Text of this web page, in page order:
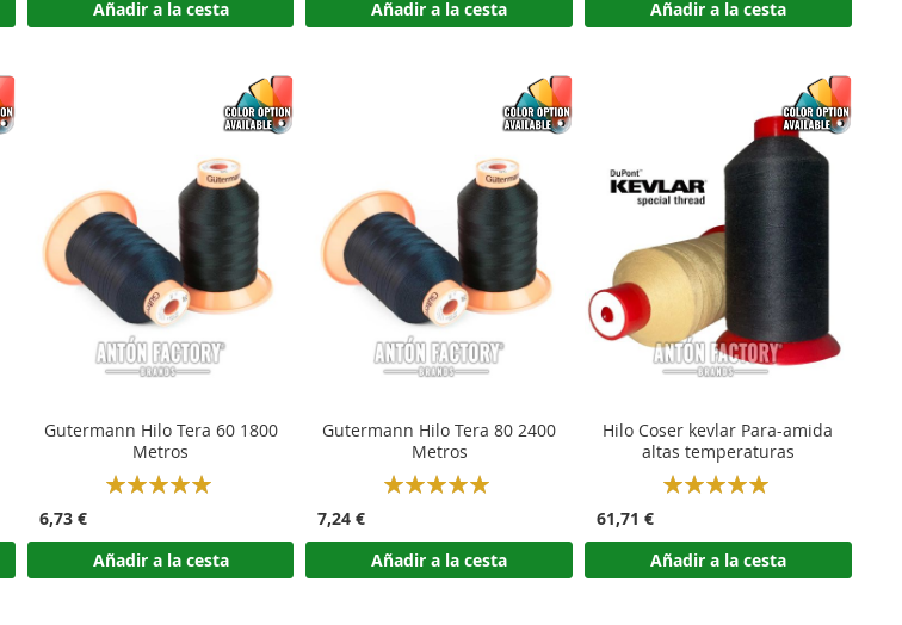
Añadir a la cesta
Añadir a la cesta
Añadir a la cesta
Gutermann Hilo Tera 60 1800
Metros
Rating:
6,73 €
Añadir a la cesta
Gutermann Hilo Tera 80 2400
Metros
Rating:
7,24 €
Añadir a la cesta
Hilo Coser kevlar Para-amida
altas temperaturas
Rating:
61,71 €
Añadir a la cesta